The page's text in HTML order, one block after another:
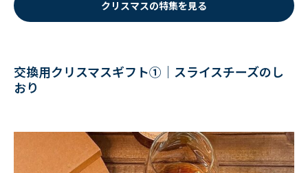
クリスマスの特集を見る
交換用クリスマスギフト①｜スライスチーズのし
おり